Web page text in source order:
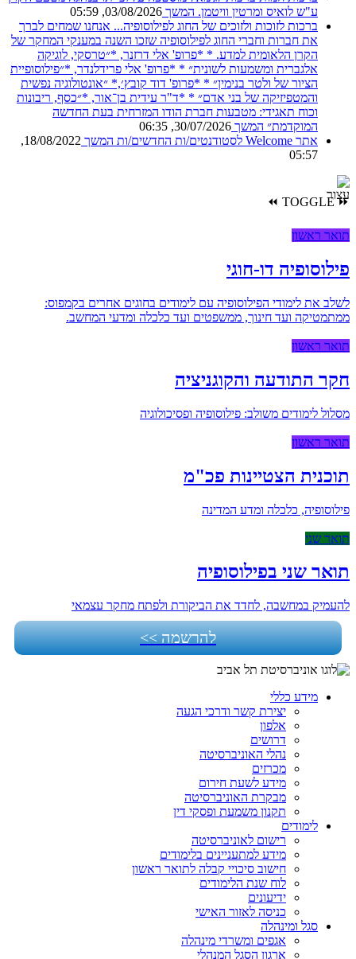
ע"ש לואיס ומרטין וויטמן. המשך 03/08/2026, 05:59
ברכות לזוכות ולזוכים של החוג לפילוסופיה... אנחנו שמחים לברך
את חברות וחברי החוג לפילוסופיה שזכו השנה במענקי המחקר של
הקרן הלאומית למדע. * *פרופ' אלי דרזנר, *״טרסקי, לוגיקה
אלגברית ומשמעות לשונית״ * *פרופ' אלי פרידלנדר, *״פילוסופיית
הציור של ולטר בנימין״ * *פרופ' דוד קובץ׳,* ״אונטולוגיה נפשית
והמטפיזיקה של בני אדם״ * *ד"ר עידית בן־אור, *״כסף, ריבונות
וכוח תאגידי: מטבעות חברת הודו המזרחית בעת החדשה
המוקדמת״ המשך 30/07/2026, 06:35
אתר Welcome לסטודנטים/ות החדשים/ות
המשך
18/08/2022,
05:57
⏩
TOGGLE
⏪
תואר ראשון
פילוסופיה דו-חוגי
לשלב את לימודי הפילוסופיה עם לימודים בחוגים אחרים בקמפוס:
ממתמטיקה ועד חינוך, ממשפטים ועד כלכלה ומדעי המחשב.
תואר ראשון
חקר התודעה והקוגניציה
מסלול לימודים משולב: פילוסופיה ופסיכולוגיה
תואר ראשון
תוכנית הצטיינות פכ"מ
פילוסופיה, כלכלה ומדע המדינה
תואר שני
תואר שני בפילוסופיה
להעמיק במחשבה, לחדד את הביקורת ולפתח מחקר עצמאי
להרשמה >>
מידע כללי
יצירת קשר ודרכי הגעה
אלפון
דרושים
נהלי האוניברסיטה
מכרזים
מידע לשעת חירום
מבקרת האוניברסיטה
תקנון משמעת ופסקי דין
לימודים
רישום לאוניברסיטה
מידע למתעניינים בלימודים
חישוב סיכויי קבלה לתואר ראשון
לוח שנת הלימודים
ידיעונים
כניסה לאזור האישי
סגל ומינהלה
אגפים ומשרדי מינהלה
ארגון הסגל המנהלי